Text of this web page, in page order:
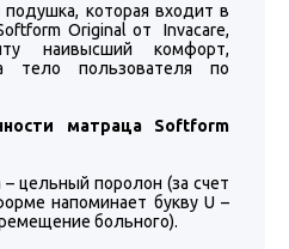
которая входит в
Original от Invacare,
наивысший комфорт,
тело пользователя по
матраца Softform
– цельный поролон (за счет
напоминает букву U –
больного).